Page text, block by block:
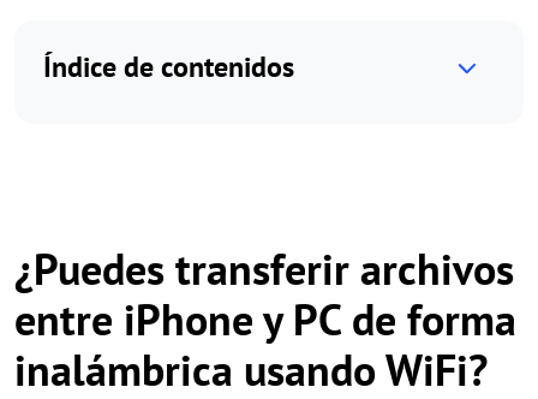
Índice de contenidos
¿Puedes transferir archivos
entre iPhone y PC de forma
inalámbrica usando WiFi?